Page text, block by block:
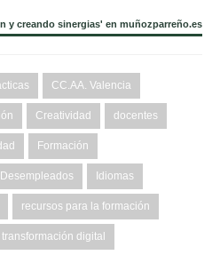
y creando sinergias' en muñozparreño.es
CC.AA. Valencia
Creatividad docentes
Formación
Idiomas
recursos para la formación
transformación digital